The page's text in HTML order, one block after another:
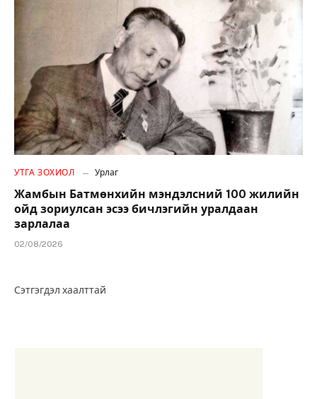
УТГА ЗОХИОЛ Урлаг
Жамбын Батмөнхийн мэндэлсний 100 жилийн
ойд зориулсан эсээ бичлэгийн уралдаан
зарлалаа
02/08/2026
Сэтгэгдэл хаалттай